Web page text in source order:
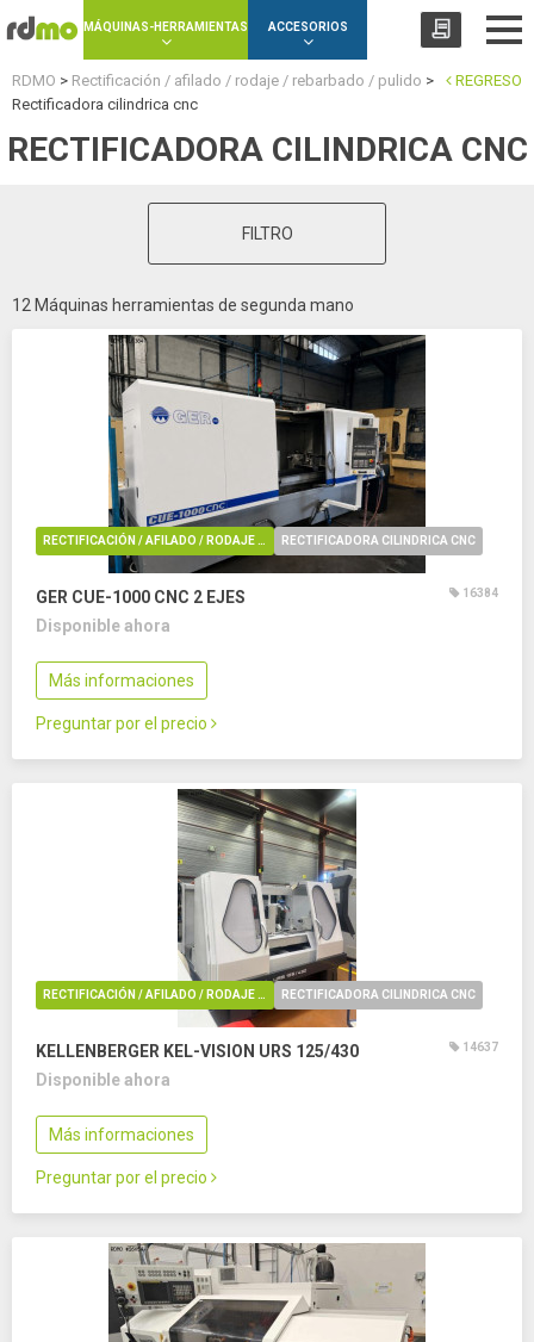
MÁQUINAS-HERRAMIENTAS ACCESORIOS
REGRESO
RDMO > Rectificación / afilado / rodaje / rebarbado / pulido >
Rectificadora cilindrica cnc
RECTIFICADORA CILINDRICA CNC
FILTRO
12 Máquinas herramientas de segunda mano
RECTIFICACIÓN / AFILADO / RODAJE / REBARBADO / PULIDO RECTIFICADORA CILINDRICA CNC
GER CUE-1000 CNC 2 EJES 16384
Disponible ahora
Más informaciones
Preguntar por el precio
RECTIFICACIÓN / AFILADO / RODAJE / REBARBADO / PULIDO RECTIFICADORA CILINDRICA CNC
KELLENBERGER KEL-VISION URS 125/430 14637
Disponible ahora
Más informaciones
Preguntar por el precio